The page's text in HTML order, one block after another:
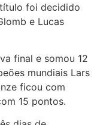
título foi decidido
e Lucas
final e somou 12
mundiais Lars
ficou com
15 pontos.